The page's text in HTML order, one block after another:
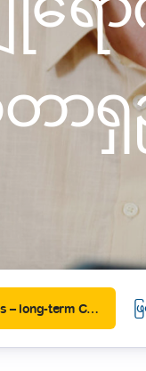
SEARCH
screening
တာရှ
Diabetes mellitus – long-term Complications (ဆီးချိုရောဂါ၏ နောက်ဆက်တွဲ နာတာရှည် ပြဿနာများ) ဖ